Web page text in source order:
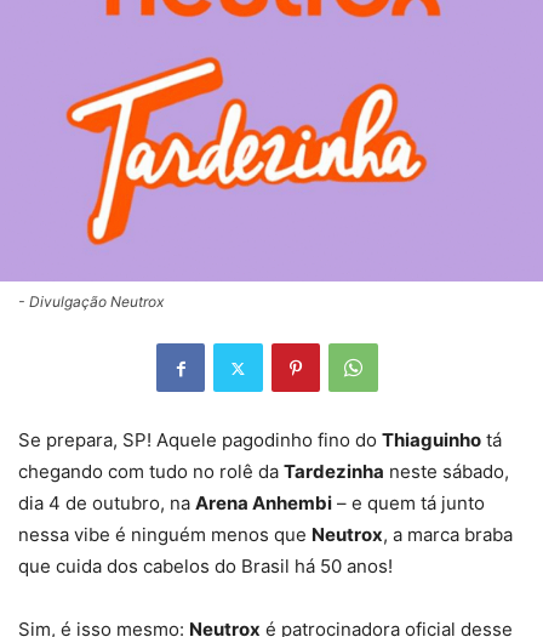
- Divulgação Neutrox
Se prepara, SP! Aquele pagodinho fino do Thiaguinho tá
chegando com tudo no rolê da Tardezinha neste sábado,
dia 4 de outubro, na Arena Anhembi – e quem tá junto
nessa vibe é ninguém menos que Neutrox, a marca braba
que cuida dos cabelos do Brasil há 50 anos! ‍
Sim, é isso mesmo: Neutrox é patrocinadora oficial desse